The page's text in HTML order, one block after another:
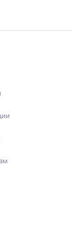
на обработку